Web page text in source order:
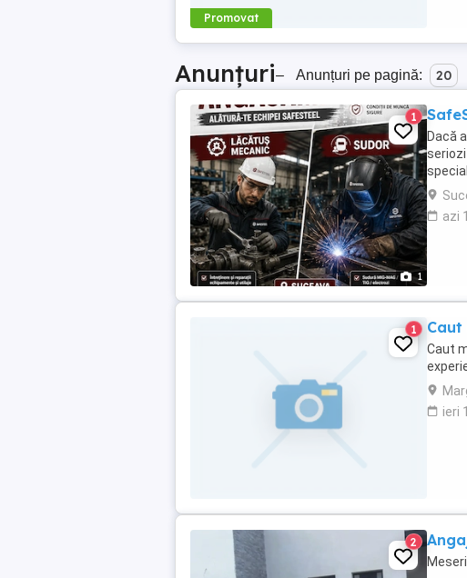
Promovat
Anunțuri– Anunțuri pe pagină: 20
1
1
Dacă
azi
1
Caut
ieri
2